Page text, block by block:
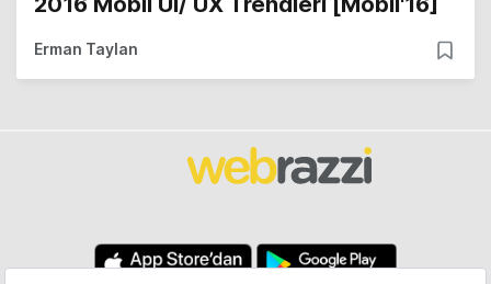
Erman Taylan